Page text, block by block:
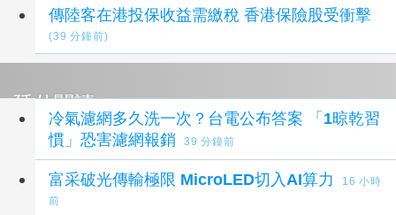
傳陸客在港投保收益需繳稅 香港保險股受衝擊
(39 分鐘前)
延伸閱讀
冷氣濾網多久洗一次？台電公布答案 「1晾乾習
慣」恐害濾網報銷
39 分鐘前
富采破光傳輸極限 MicroLED切入AI算力
16 小時
前